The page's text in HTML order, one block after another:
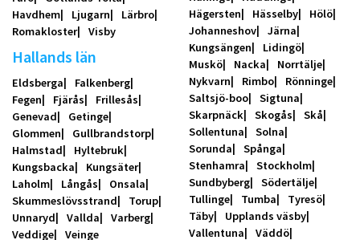
Havdhem
Ljugarn
Lärbro
Romakloster
Visby
Hallands län
Eldsberga
Falkenberg
Fegen
Fjärås
Frillesås
Genevad
Getinge
Glommen
Gullbrandstorp
Halmstad
Hyltebruk
Kungsbacka
Kungsäter
Laholm
Långås
Onsala
Skummeslövsstrand
Torup
Unnaryd
Vallda
Varberg
Veddige
Veinge
Hägersten
Hässelby
Hölö
Johanneshov
Järna
Kungsängen
Lidingö
Muskö
Nacka
Norrtälje
Nykvarn
Rimbo
Rönninge
Saltsjö-boo
Sigtuna
Skarpnäck
Skogås
Skå
Sollentuna
Solna
Sorunda
Spånga
Stenhamra
Stockholm
Sundbyberg
Södertälje
Tullinge
Tumba
Tyresö
Täby
Upplands väsby
Vallentuna
Väddö